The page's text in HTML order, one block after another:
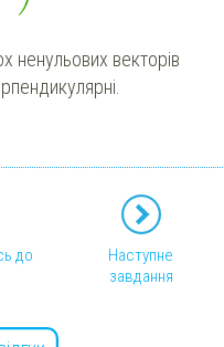
ненульових векторів
до
Наступне
завдання